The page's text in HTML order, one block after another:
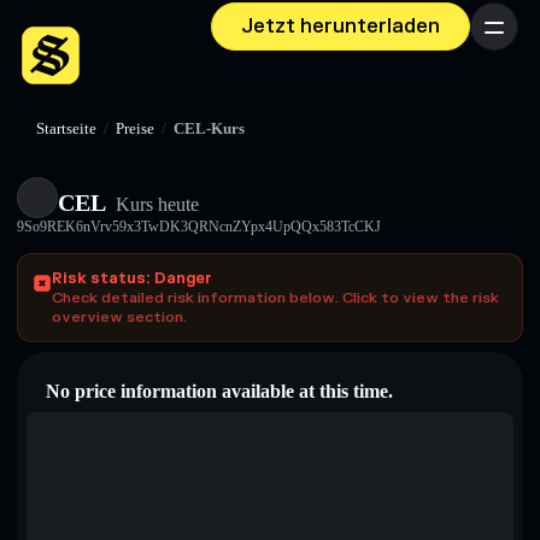
Jetzt herunterladen Menü
Startseite / Preise / CEL-Kurs
CEL Kurs heute
9So9REK6nVrv59x3TwDK3QRNcnZYpx4UpQQx583TcCKJ
Risk status: Danger
Check detailed risk information below. Click to view the risk
overview section.
No price information available at this time.